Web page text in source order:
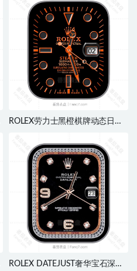
ROLEX劳力士黑橙棋牌动态日志
ROLEX DATEJUST奢华宝石深棕